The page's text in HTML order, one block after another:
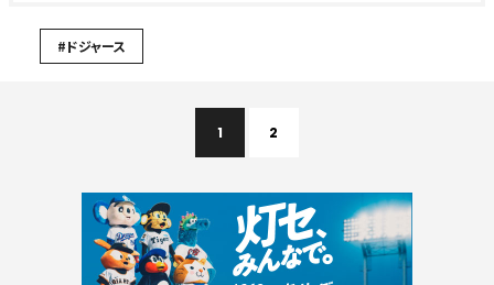
#ドジャース
1 2